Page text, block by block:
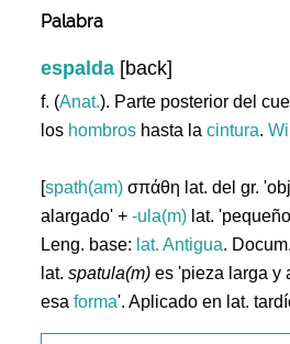
Palabra
espalda [back]
f. (Anat.). Parte posterior del
los hombros hasta lacintura.
[spath(am) σπάθη lat. del gr.
alargado' +-ula(m) lat.
Leng. base: lat. Antigua.
lat.spatula(m) es 'pieza larga y
esaforma'. Aplicado en lat.